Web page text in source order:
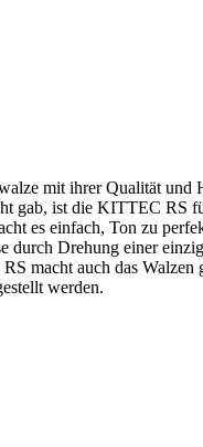
mit ihrer Qualität und
gab, ist die KITTEC RS
es einfach, Ton zu
durch Drehung einer
macht auch das
werden.